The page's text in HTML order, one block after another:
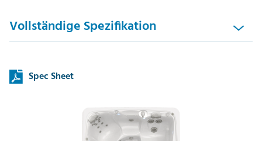
Vollständige Spezifikation
Spec Sheet